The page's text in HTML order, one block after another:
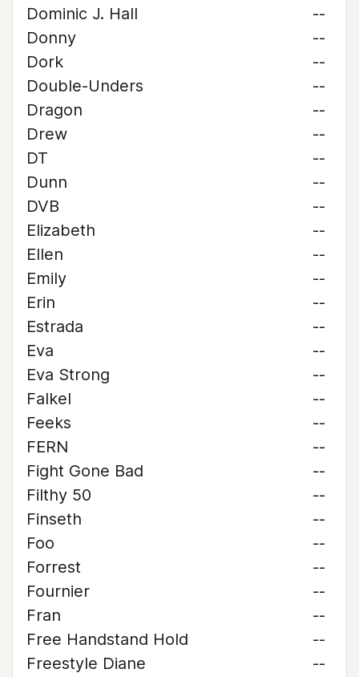
Dominic J. Hall
--
Donny
--
Dork
--
Double-Unders
--
Dragon
--
Drew
--
DT
--
Dunn
--
DVB
--
Elizabeth
--
Ellen
--
Emily
--
Erin
--
Estrada
--
Eva
--
Eva Strong
--
Falkel
--
Feeks
--
FERN
--
Fight Gone Bad
--
Filthy 50
--
Finseth
--
Foo
--
Forrest
--
Fournier
--
Fran
--
Free Handstand Hold
--
Freestyle Diane
--